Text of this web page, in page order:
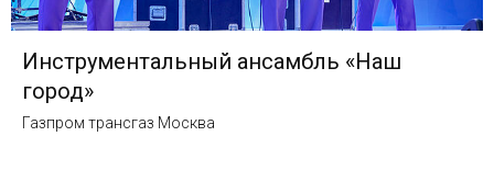
Инструментальный ансамбль «Наш
город»
Газпром трансгаз Москва